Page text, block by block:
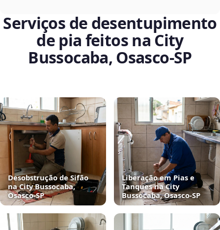
Serviços de desentupimento
de pia feitos na City
Bussocaba, Osasco‑SP
Desobstrução de Sifão
na City Bussocaba,
Osasco‑SP
Liberação em Pias e
Tanques na City
Bussocaba, Osasco‑SP